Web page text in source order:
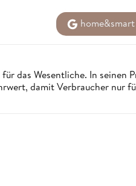
das Wesentliche. In seinen
damit Verbraucher nur